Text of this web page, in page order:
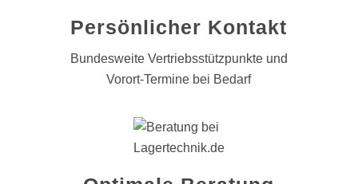
Persönlicher Kontakt
Bundesweite Vertriebsstützpunkte und
Vorort-Termine bei Bedarf